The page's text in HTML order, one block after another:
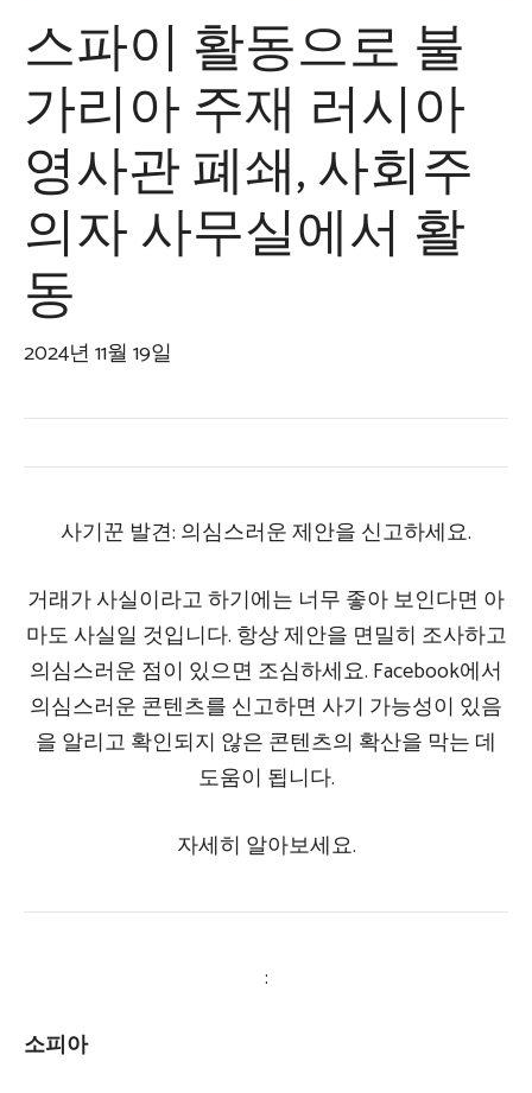
스파이 활동으로 불
가리아 주재 러시아
영사관 폐쇄, 사회주
의자 사무실에서 활
동
2024년 11월 19일
사기꾼 발견: 의심스러운 제안을 신고하세요.
거래가 사실이라고 하기에는 너무 좋아 보인다면 아
마도 사실일 것입니다. 항상 제안을 면밀히 조사하고
의심스러운 점이 있으면 조심하세요. Facebook에서
의심스러운 콘텐츠를 신고하면 사기 가능성이 있음
을 알리고 확인되지 않은 콘텐츠의 확산을 막는 데
도움이 됩니다.
자세히 알아보세요.
:
소피아